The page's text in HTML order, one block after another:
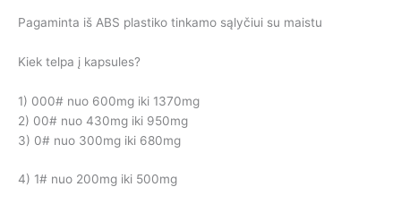
Pagaminta iš ABS plastiko tinkamo sąlyčiui su maistu
Kiek telpa į kapsules?
1) 000# nuo 600mg iki 1370mg
2) 00# nuo 430mg iki 950mg
3) 0# nuo 300mg iki 680mg
4) 1# nuo 200mg iki 500mg